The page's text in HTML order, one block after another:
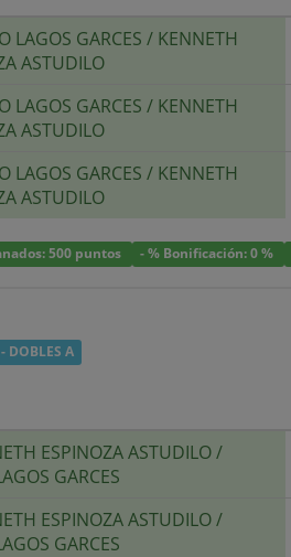
LAGOS GARCES / KENNETH
ASTUDILO
LAGOS GARCES / KENNETH
ASTUDILO
LAGOS GARCES / KENNETH
ASTUDILO
500 puntos - % Bonificación: 0 %
- DOBLES A
ESPINOZA ASTUDILO/
GARCES
ESPINOZA ASTUDILO/
GARCES